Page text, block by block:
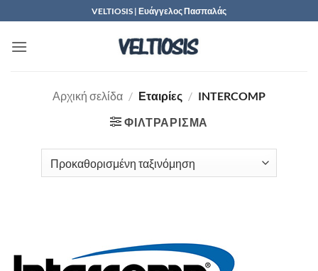
στο
περιεχόμενο
VELTIOSIS | Ευάγγελος Πασπαλάς
Αρχική σελίδα / Εταιρίες / INTERCOMP
ΦΙΛΤΡΆΡΙΣΜΑ